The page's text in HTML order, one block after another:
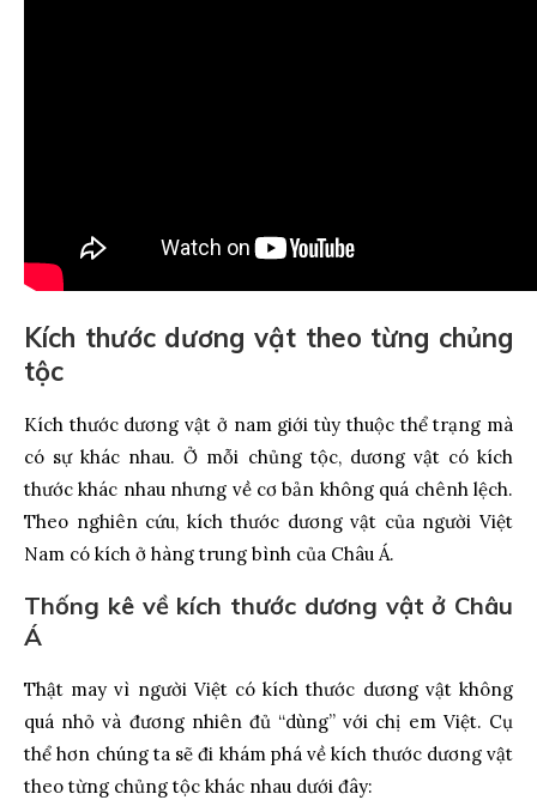
Kích thước dương vật theo từng chủng
tộc
Kích thước dương vật ở nam giới tùy thuộc thể trạng mà
có sự khác nhau. Ở mỗi chủng tộc, dương vật có kích
thước khác nhau nhưng về cơ bản không quá chênh lệch.
Theo nghiên cứu, kích thước dương vật của người Việt
Nam có kích ở hàng trung bình của Châu Á.
Thống kê về kích thước dương vật ở Châu
Á
Thật may vì người Việt có kích thước dương vật không
quá nhỏ và đương nhiên đủ “dùng” với chị em Việt. Cụ
thể hơn chúng ta sẽ đi khám phá về kích thước dương vật
theo từng chủng tộc khác nhau dưới đây: